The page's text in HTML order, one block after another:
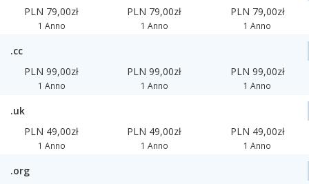
PLN 79,00zł
1 Anno
PLN 79,00zł
1 Anno
PLN 79,00zł
1 Anno
.cc
PLN 99,00zł
1 Anno
PLN 99,00zł
1 Anno
PLN 99,00zł
1 Anno
.uk
PLN 49,00zł
1 Anno
PLN 49,00zł
1 Anno
PLN 49,00zł
1 Anno
.org